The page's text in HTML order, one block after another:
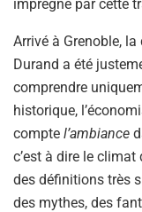
imprégné par cette
Arrivé à Grenoble,
Durand a été
comprendre
historique,
compte l’ambiance
c’est à dire le
des définitions très
des mythes, des